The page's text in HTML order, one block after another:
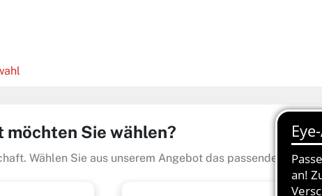
möchten Sie wählen?
Wählen Sie aus unserem Angebot das passende für sich.